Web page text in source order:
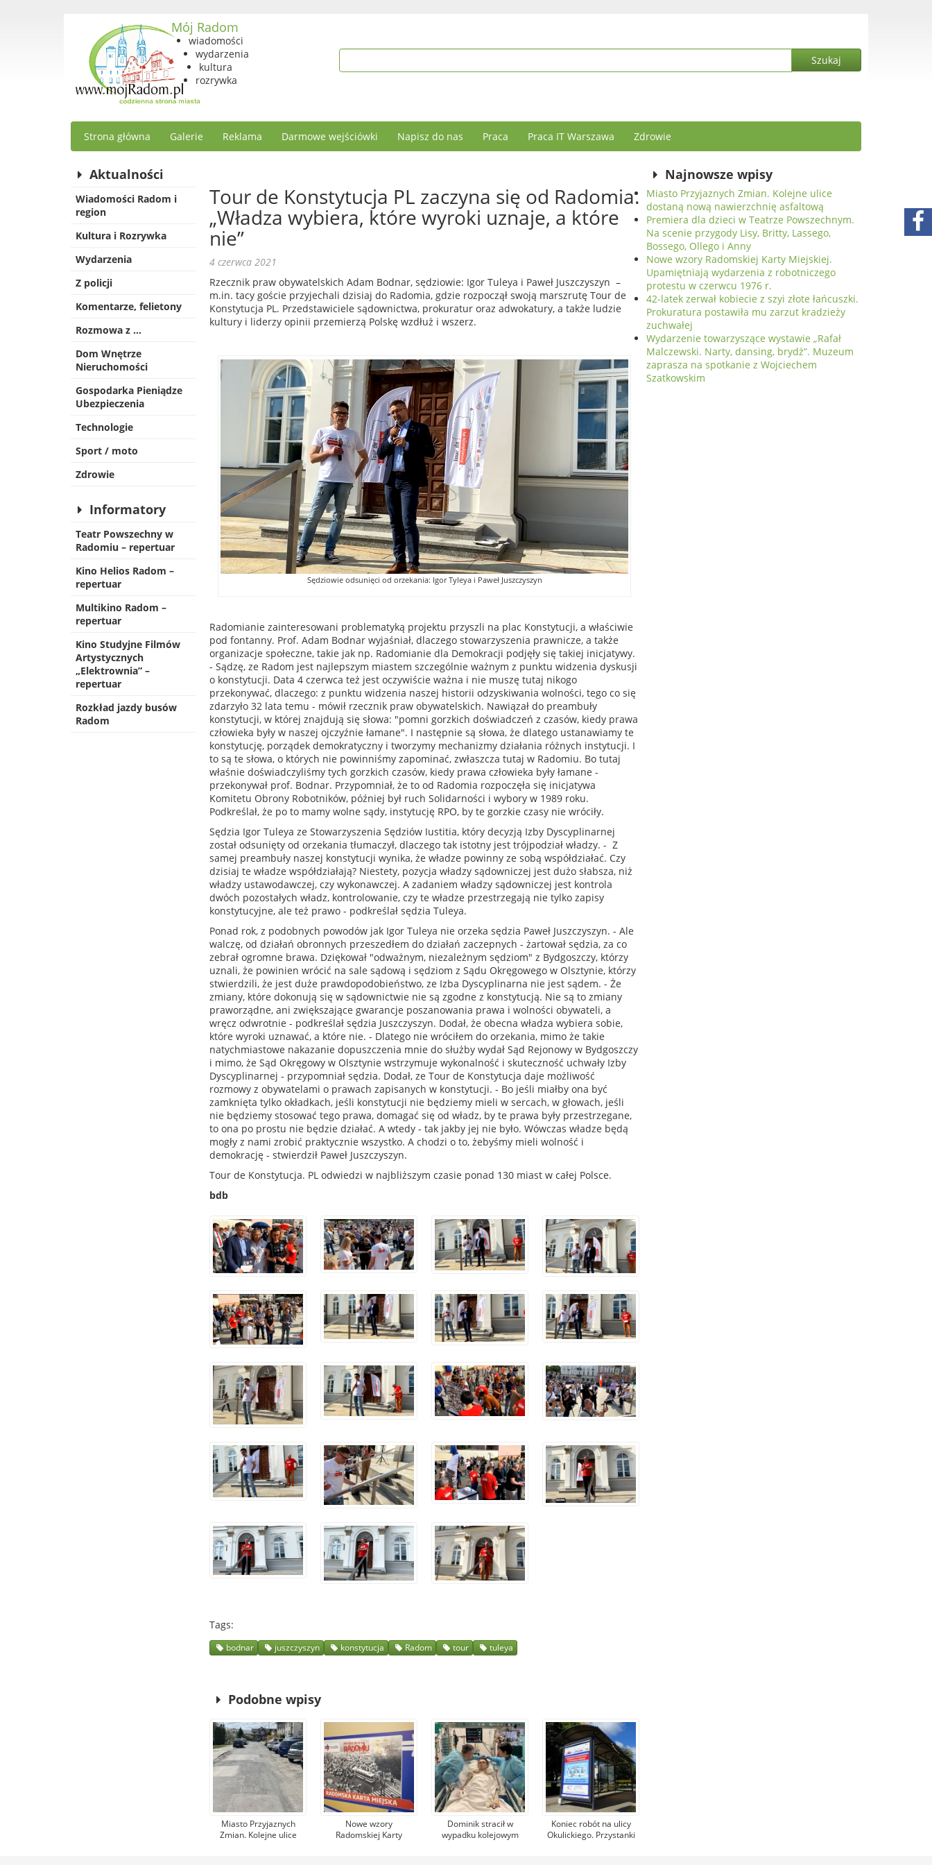
Mój Radom
wiadomości
wydarzenia
kultura
rozrywka
Strona główna Galerie Reklama Darmowe wejściówki Napisz do nas Praca Praca IT Warszawa Zdrowie
Aktualności
Wiadomości Radom i
region
Kultura i Rozrywka
Wydarzenia
Z policji
Komentarze, felietony
Rozmowa z …
Dom Wnętrze
Nieruchomości
Gospodarka Pieniądze
Ubezpieczenia
Technologie
Sport / moto
Zdrowie
Informatory
Teatr Powszechny w
Radomiu – repertuar
Kino Helios Radom –
repertuar
Multikino Radom –
repertuar
Kino Studyjne Filmów
Artystycznych
„Elektrownia” –
repertuar
Rozkład jazdy busów
Radom
Tour de Konstytucja PL zaczyna się od Radomia.
„Władza wybiera, które wyroki uznaje, a które
nie”
4 czerwca 2021
Rzecznik praw obywatelskich Adam Bodnar, sędziowie: Igor Tuleya i Paweł Juszczyszyn –
m.in. tacy goście przyjechali dzisiaj do Radomia, gdzie rozpoczął swoją marszrutę Tour de
Konstytucja PL. Przedstawiciele sądownictwa, prokuratur oraz adwokatury, a także ludzie
kultury i liderzy opinii przemierzą Polskę wzdłuż i wszerz.
Sędziowie odsunięci od orzekania: Igor Tyleya i Paweł Juszczyszyn
Radomianie zainteresowani problematyką projektu przyszli na plac Konstytucji, a właściwie
pod fontanny. Prof. Adam Bodnar wyjaśniał, dlaczego stowarzyszenia prawnicze, a także
organizacje społeczne, takie jak np. Radomianie dla Demokracji podjęły się takiej inicjatywy.
- Sądzę, ze Radom jest najlepszym miastem szczególnie ważnym z punktu widzenia dyskusji
o konstytucji. Data 4 czerwca też jest oczywiście ważna i nie muszę tutaj nikogo
przekonywać, dlaczego: z punktu widzenia naszej historii odzyskiwania wolności, tego co się
zdarzyło 32 lata temu - mówił rzecznik praw obywatelskich. Nawiązał do preambuły
konstytucji, w której znajdują się słowa: "pomni gorzkich doświadczeń z czasów, kiedy prawa
człowieka były w naszej ojczyźnie łamane". I następnie są słowa, że dlatego ustanawiamy te
konstytucję, porządek demokratyczny i tworzymy mechanizmy działania różnych instytucji. I
to są te słowa, o których nie powinniśmy zapominać, zwłaszcza tutaj w Radomiu. Bo tutaj
właśnie doświadczyliśmy tych gorzkich czasów, kiedy prawa człowieka były łamane -
przekonywał prof. Bodnar. Przypomniał, że to od Radomia rozpoczęła się inicjatywa
Komitetu Obrony Robotników, później był ruch Solidarności i wybory w 1989 roku.
Podkreślał, że po to mamy wolne sądy, instytucję RPO, by te gorzkie czasy nie wróciły.
Sędzia Igor Tuleya ze Stowarzyszenia Sędziów Iustitia, który decyzją Izby Dyscyplinarnej
został odsunięty od orzekania tłumaczył, dlaczego tak istotny jest trójpodział władzy. - Z
samej preambuły naszej konstytucji wynika, że władze powinny ze sobą współdziałać. Czy
dzisiaj te władze współdziałają? Niestety, pozycja władzy sądowniczej jest dużo słabsza, niż
władzy ustawodawczej, czy wykonawczej. A zadaniem władzy sądowniczej jest kontrola
dwóch pozostałych władz, kontrolowanie, czy te władze przestrzegają nie tylko zapisy
konstytucyjne, ale też prawo - podkreślał sędzia Tuleya.
Ponad rok, z podobnych powodów jak Igor Tuleya nie orzeka sędzia Paweł Juszczyszyn. - Ale
walczę, od działań obronnych przeszedłem do działań zaczepnych - żartował sędzia, za co
zebrał ogromne brawa. Dziękował "odważnym, niezależnym sędziom" z Bydgoszczy, którzy
uznali, że powinien wrócić na sale sądową i sędziom z Sądu Okręgowego w Olsztynie, którzy
stwierdzili, że jest duże prawdopodobieństwo, ze Izba Dyscyplinarna nie jest sądem. - Że
zmiany, które dokonują się w sądownictwie nie są zgodne z konstytucją. Nie są to zmiany
praworządne, ani zwiększające gwarancje poszanowania prawa i wolności obywateli, a
wręcz odwrotnie - podkreślał sędzia Juszczyszyn. Dodał, że obecna władza wybiera sobie,
które wyroki uznawać, a które nie. - Dlatego nie wróciłem do orzekania, mimo że takie
natychmiastowe nakazanie dopuszczenia mnie do służby wydał Sąd Rejonowy w Bydgoszczy
i mimo, że Sąd Okręgowy w Olsztynie wstrzymuje wykonalność i skuteczność uchwały Izby
Dyscyplinarnej - przypomniał sędzia. Dodał, ze Tour de Konstytucja daje możliwość
rozmowy z obywatelami o prawach zapisanych w konstytucji. - Bo jeśli miałby ona być
zamknięta tylko okładkach, jeśli konstytucji nie będziemy mieli w sercach, w głowach, jeśli
nie będziemy stosować tego prawa, domagać się od władz, by te prawa były przestrzegane,
to ona po prostu nie będzie działać. A wtedy - tak jakby jej nie było. Wówczas władze będą
mogły z nami zrobić praktycznie wszystko. A chodzi o to, żebyśmy mieli wolność i
demokrację - stwierdził Paweł Juszczyszyn.
Tour de Konstytucja. PL odwiedzi w najbliższym czasie ponad 130 miast w całej Polsce.
bdb
Tags
bodnar juszczyszyn konstytucja Radom tour tuleya
Podobne wpisy
Miasto Przyjaznych
Zmian. Kolejne ulice
Nowe wzory
Radomskiej Karty
Dominik stracił w
wypadku kolejowym
Koniec robót na ulicy
Okulickiego. Przystanki
Najnowsze wpisy
Miasto Przyjaznych Zmian. Kolejne ulice
dostaną nową nawierzchnię asfaltową
Premiera dla dzieci w Teatrze Powszechnym.
Na scenie przygody Lisy, Britty, Lassego,
Bossego, Ollego i Anny
Nowe wzory Radomskiej Karty Miejskiej.
Upamiętniają wydarzenia z robotniczego
protestu w czerwcu 1976 r.
42-latek zerwał kobiecie z szyi złote łańcuszki.
Prokuratura postawiła mu zarzut kradzieży
zuchwałej
Wydarzenie towarzyszące wystawie „Rafał
Malczewski. Narty, dansing, brydż”. Muzeum
zaprasza na spotkanie z Wojciechem
Szatkowskim